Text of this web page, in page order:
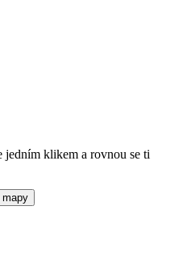
jedním klikem a rovnou se ti
mapy